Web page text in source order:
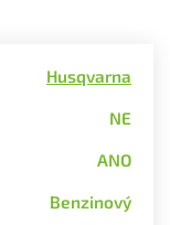
Husqvarna
NE
ANO
Benzinový